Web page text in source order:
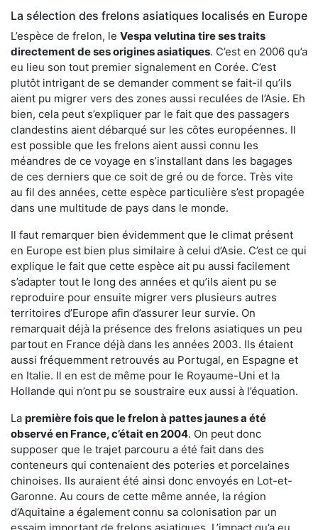
La sélection des frelons asiatiques localisés en Europe
L’espèce de frelon, le Vespa velutina tire ses traits
directement de ses origines asiatiques. C’est en 2006 qu’a
eu lieu son tout premier signalement en Corée. C’est
plutôt intrigant de se demander comment se fait-il qu’ils
aient pu migrer vers des zones aussi reculées de l’Asie. Eh
bien, cela peut s’expliquer par le fait que des passagers
clandestins aient débarqué sur les côtes européennes. Il
est possible que les frelons aient aussi connu les
méandres de ce voyage en s’installant dans les bagages
de ces derniers que ce soit de gré ou de force. Très vite
au fil des années, cette espèce particulière s’est propagée
dans une multitude de pays dans le monde.
Il faut remarquer bien évidemment que le climat présent
en Europe est bien plus similaire à celui d’Asie. C’est ce qui
explique le fait que cette espèce ait pu aussi facilement
s’adapter tout le long des années et qu’ils aient pu se
reproduire pour ensuite migrer vers plusieurs autres
territoires d’Europe afin d’assurer leur survie. On
remarquait déjà la présence des frelons asiatiques un peu
partout en France déjà dans les années 2003. Ils étaient
aussi fréquemment retrouvés au Portugal, en Espagne et
en Italie. Il en est de même pour le Royaume-Uni et la
Hollande qui n’ont pu se soustraire eux aussi à l’équation.
La première fois que le frelon à pattes jaunes a été
observé en France, c’était en 2004. On peut donc
supposer que le trajet parcouru a été fait dans des
conteneurs qui contenaient des poteries et porcelaines
chinoises. Ils auraient été ainsi donc envoyés en Lot-et-
Garonne. Au cours de cette même année, la région
d’Aquitaine a également connu sa colonisation par un
essaim important de frelons asiatiques. L’impact qu’a eu